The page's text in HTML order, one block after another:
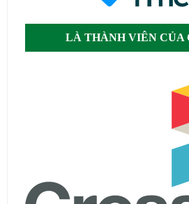
LÀ THÀNH VIÊN CỦA